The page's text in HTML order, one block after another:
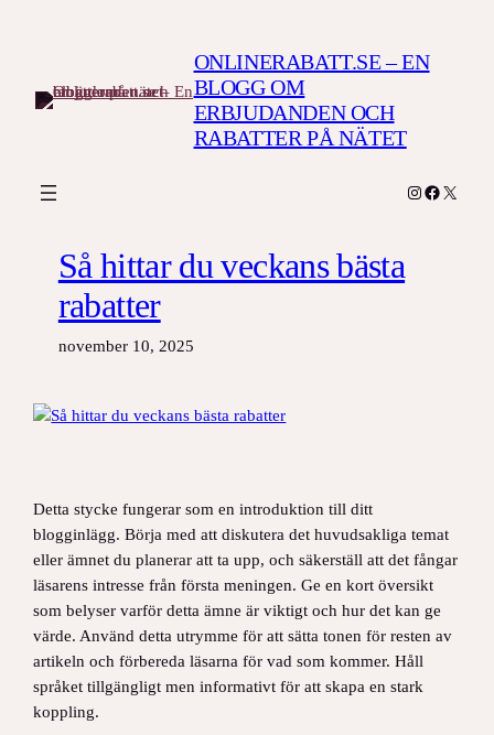
ONLINERABATT.SE – EN
BLOGG OM
ERBJUDANDEN OCH
RABATTER PÅ NÄTET
Instagram
Facebook
X
Så hittar du veckans bästa
rabatter
november 10, 2025
Detta stycke fungerar som en introduktion till ditt
blogginlägg. Börja med att diskutera det huvudsakliga temat
eller ämnet du planerar att ta upp, och säkerställ att det fångar
läsarens intresse från första meningen. Ge en kort översikt
som belyser varför detta ämne är viktigt och hur det kan ge
värde. Använd detta utrymme för att sätta tonen för resten av
artikeln och förbereda läsarna för vad som kommer. Håll
språket tillgängligt men informativt för att skapa en stark
koppling.